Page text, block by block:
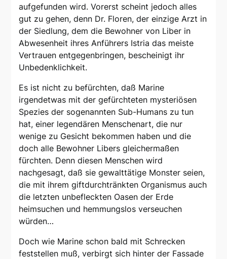
aufgefunden wird. Vorerst scheint jedoch alles
gut zu gehen, denn Dr. Floren, der einzige Arzt in
der Siedlung, dem die Bewohner von Liber in
Abwesenheit ihres Anführers Istria das meiste
Vertrauen entgegenbringen, bescheinigt ihr
Unbedenklichkeit.
Es ist nicht zu befürchten, daß Marine
irgendetwas mit der gefürchteten mysteriösen
Spezies der sogenannten Sub-Humans zu tun
hat, einer legendären Menschenart, die nur
wenige zu Gesicht bekommen haben und die
doch alle Bewohner Libers gleichermaßen
fürchten. Denn diesen Menschen wird
nachgesagt, daß sie gewalttätige Monster seien,
die mit ihrem giftdurchtränkten Organismus auch
die letzten unbefleckten Oasen der Erde
heimsuchen und hemmungslos verseuchen
würden…
Doch wie Marine schon bald mit Schrecken
feststellen muß, verbirgt sich hinter der Fassade